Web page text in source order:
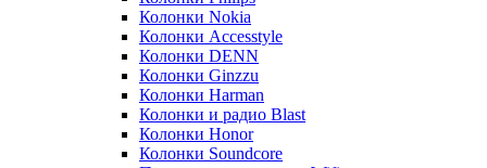
Колонки Nokia
Колонки Accesstyle
Колонки DENN
Колонки Ginzzu
Колонки Harman
Колонки и радио Blast
Колонки Honor
Колонки Soundcore